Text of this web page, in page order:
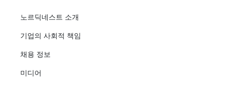
노르딕네스트 소개
기업의 사회적 책임
채용 정보
미디어